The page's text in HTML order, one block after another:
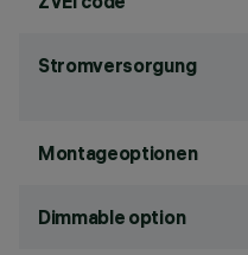
Stromversorgung
Montageoptionen
Dimmable option